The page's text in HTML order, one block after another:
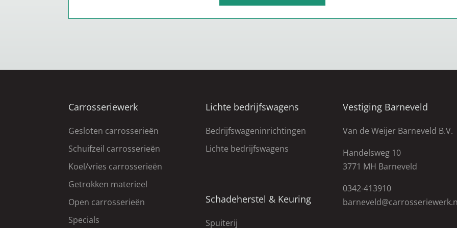
Carrosseriewerk
Gesloten carrosserieën
Schuifzeil carrosserieën
Koel/vries carrosserieën
Getrokken materieel
Open carrosserieën
Specials
Lichte bedrijfswagens
Bedrijfswageninrichtingen
Lichte bedrijfswagens
Schadeherstel & Keuring
Spuiterij
Vestiging Barneveld
Van de Weijer Barneveld B.V.
Handelsweg 10
3771 MH Barneveld
0342-413910